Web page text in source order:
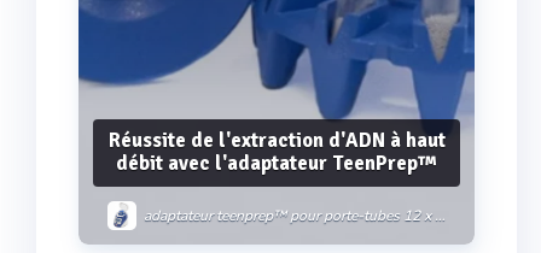
Réussite de l'extraction d'ADN à haut
débit avec l'adaptateur TeenPrep™
adaptateur teenprep™ pour porte-tubes 12 x 15 ml sur fastprep-24